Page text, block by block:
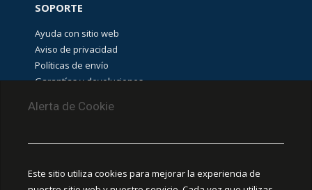
Alerta de Cookie
Este sitio utiliza cookies para mejorar la experiencia de
SOPORTE
Ayuda con sitio web
Aviso de privacidad
Políticas de envío
Garantías y devoluciones
PUNTOS DE RECOLECCIÓN
CEDIS Guadalajara
Amapola #380, La Aurora, C.P. 44460 Guadalajara,